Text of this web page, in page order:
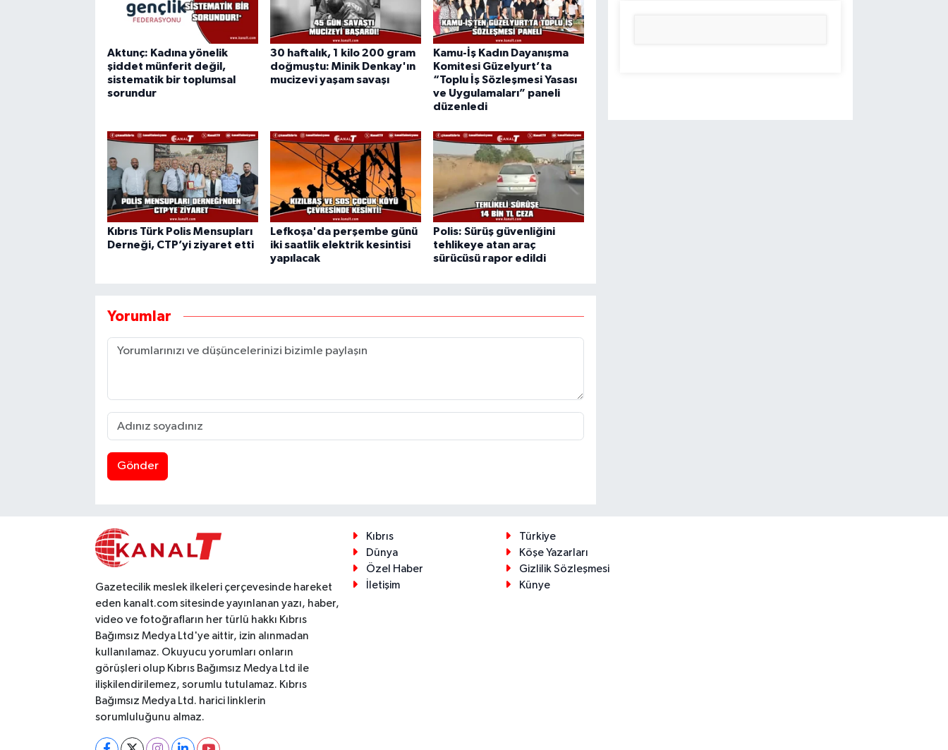
Aktunç: Kadına yönelik
şiddet münferit değil,
sistematik bir toplumsal
sorundur
30 haftalık, 1 kilo 200 gram
doğmuştu: Minik Denkay'ın
mucizevi yaşam savaşı
Kamu-İş Kadın Dayanışma
Komitesi Güzelyurt’ta
“Toplu İş Sözleşmesi Yasası
ve Uygulamaları” paneli
düzenledi
Kıbrıs Türk Polis Mensupları
Derneği, CTP’yi ziyaret etti
Lefkoşa'da perşembe günü
iki saatlik elektrik kesintisi
yapılacak
Polis: Sürüş güvenliğini
tehlikeye atan araç
sürücüsü rapor edildi
Yorumlar
Gönder
Gazetecilik meslek ilkeleri çerçevesinde hareket
eden kanalt.com sitesinde yayınlanan yazı, haber,
video ve fotoğrafların her türlü hakkı Kıbrıs
Bağımsız Medya Ltd'ye aittir, izin alınmadan
kullanılamaz. Okuyucu yorumları onların
görüşleri olup Kıbrıs Bağımsız Medya Ltd ile
ilişkilendirilemez, sorumlu tutulamaz. Kıbrıs
Bağımsız Medya Ltd. harici linklerin
sorumluluğunu almaz.
Kıbrıs
Türkiye
Dünya
Köşe Yazarları
Özel Haber
Gizlilik Sözleşmesi
İletişim
Künye